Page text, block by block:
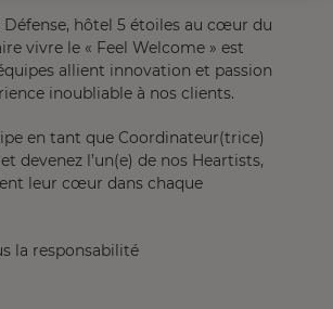
hôtel 5 étoiles au cœur du
vivre le « Feel Welcome » est
allient innovation et passion
inoubliable à nos clients.
en tant que Coordinateur(trice)
devenez l’un(e) de nos Heartists,
leur cœur dans chaque
la responsabilité